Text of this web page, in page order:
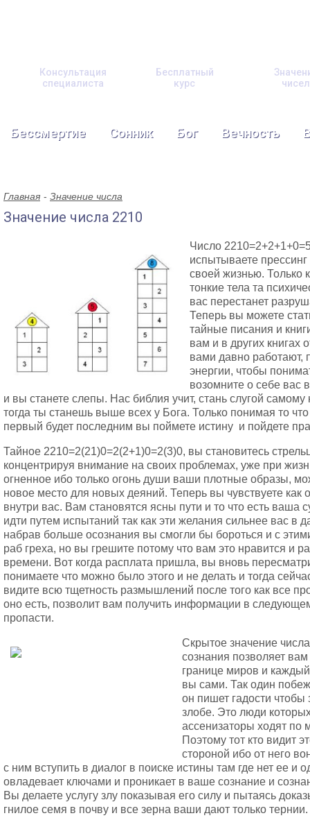
Консультация
специалиста
Бесплатный
курс
чисел
Бессмертие Сонник Бог Вечность
Главная Значение числа
Значение числа 2210
Число
испытываете
своей жизнью. Только
тонкие тела та
вас перестанет
Теперь вы можете
тайные писания и
вам и в других книгах
вами давно работают,
энергии, чтобы
возомните о себе вас
и вы станете слепы. Нас библия учит, стань слугой
тогда ты станешь выше всех у Бога. Только понимая то
первый будет последним вы поймете истину и пойдете
Тайное 2210=2(21)0=2(2+1)0=2(3)0, вы становитесь
концентрируя внимание на своих проблемах, уже при
огненное ибо только огонь души ваши плотные образы,
новое место для новых деяний. Теперь вы чувствуете как
внутри вас. Вам становятся ясны пути и то что есть
идти путем испытаний так как эти желания сильнее вас в
набрав больше осознания вы смогли бы бороться и с
раб греха, но вы грешите потому что вам это нравится и
времени. Вот когда расплата пришла, вы вновь
понимаете что можно было этого и не делать и тогда
видите всю тщетность размышлений после того как все
оно есть, позволит вам получить информации в
пропасти.
Скрытое значение
сознания позволяет
границе миров и
вы сами. Так один
он пишет гадости чтобы
злобе. Это люди
ассенизаторы ходят по
Поэтому тот кто видит
стороной ибо от него
с ним вступить в диалог в поиске истины там где нет ее и
овладевает ключами и проникает в ваше сознание и
Вы делаете услугу злу показывая его силу и пытаясь
гнилое семя в почву и все зерна ваши дают только тернии.